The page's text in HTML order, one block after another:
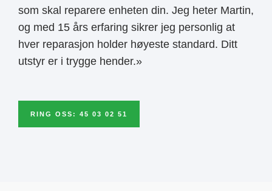
som skal reparere enheten din. Jeg heter Martin,
og med 15 års erfaring sikrer jeg personlig at
hver reparasjon holder høyeste standard. Ditt
utstyr er i trygge hender.»
RING OSS: 45 03 02 51